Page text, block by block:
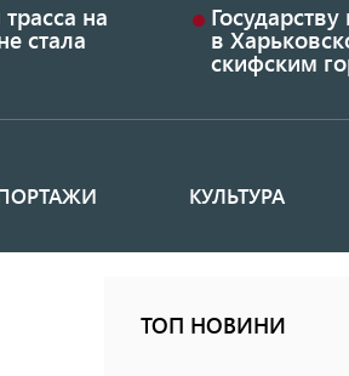
на
стала в
скифским
КУЛЬТУРА
ТОП НОВИНИ